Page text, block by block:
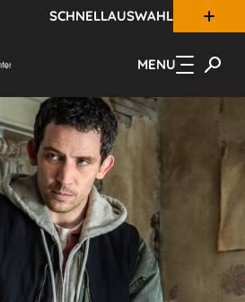
SCHNELLAUSWAHL
MENU